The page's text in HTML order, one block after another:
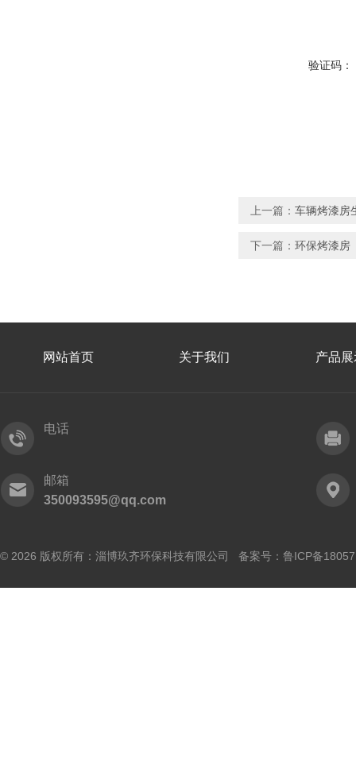
验证码：
上一篇： 车辆烤漆房
下一篇： 环保烤漆房
网站首页 关于我们 产品展
电话
邮箱
350093595@qq.com
© 2026 版权所有：淄博玖齐环保科技有限公司 备案号： 鲁ICP备